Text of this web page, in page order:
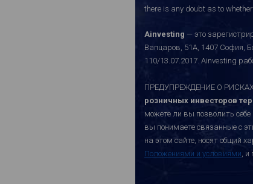
there is any doubt as to
Ainvesting — это
Вапцаров, 51A, 1407 София,
110/13.07.2017. Ainvesting
ПРЕДУПРЕЖДЕНИЕ О РИСКАХ:
розничных инвесторов
можете ли вы позволить
вы понимаете связанные с
на этом сайте, носят общий
Положениями и условиями, и